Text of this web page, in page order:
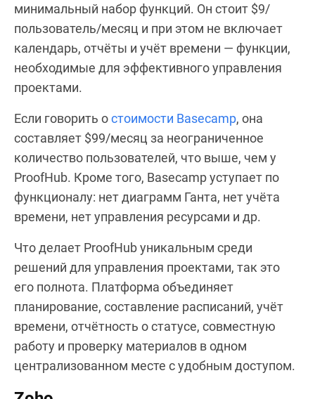
минимальный набор функций. Он стоит $9/
пользователь/месяц и при этом не включает
календарь, отчёты и учёт времени — функции,
необходимые для эффективного управления
проектами.
Если говорить остоимости Basecamp, она
составляет $99/месяц за неограниченное
количество пользователей, что выше, чем у
ProofHub. Кроме того, Basecamp уступает по
функционалу: нет диаграмм Ганта, нет учёта
времени, нет управления ресурсами и др.
Что делает ProofHub уникальным среди
решений для управления проектами, так это
его полнота. Платформа объединяет
планирование, составление расписаний, учёт
времени, отчётность о статусе, совместную
работу и проверку материалов в одном
централизованном месте с удобным доступом.